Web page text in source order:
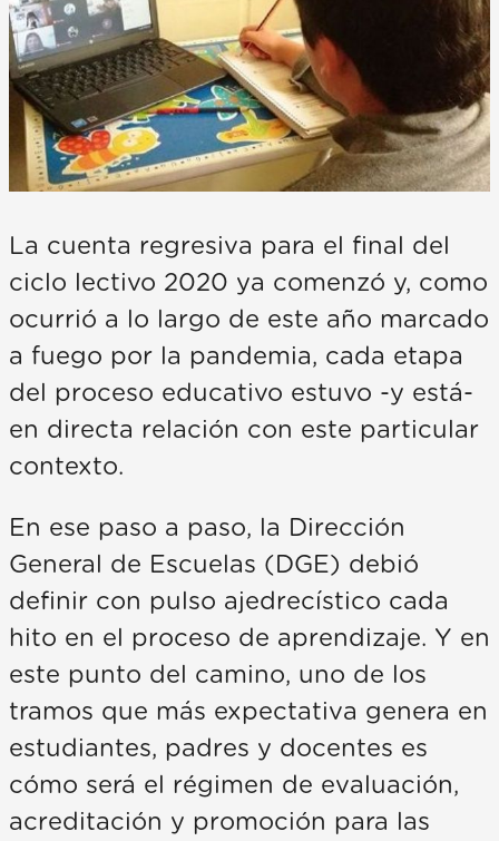
La cuenta regresiva para el final del
ciclo lectivo 2020 ya comenzó y, como
ocurrió a lo largo de este año marcado
a fuego por la pandemia, cada etapa
del proceso educativo estuvo -y está-
en directa relación con este particular
contexto.
En ese paso a paso, la Dirección
General de Escuelas (DGE) debió
definir con pulso ajedrecístico cada
hito en el proceso de aprendizaje. Y en
este punto del camino, uno de los
tramos que más expectativa genera en
estudiantes, padres y docentes es
cómo será el régimen de evaluación,
acreditación y promoción para las